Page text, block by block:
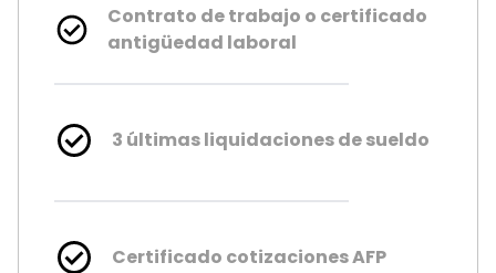
Contrato de trabajo o certificado
antigüedad laboral
3 últimas liquidaciones de sueldo
Certificado cotizaciones AFP